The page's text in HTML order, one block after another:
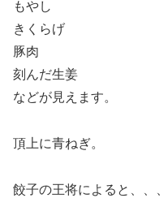
もやし
きくらげ
豚肉
刻んだ生姜
などが見えます。
頂上に青ねぎ。
餃子の王将によると、、、